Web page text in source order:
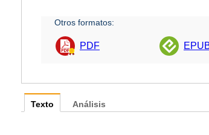
Otros formatos:
PDF
Texto Análisis